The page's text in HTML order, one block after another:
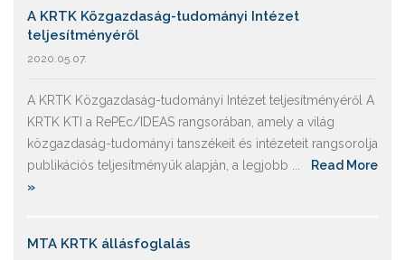
A KRTK Közgazdaság-tudományi Intézet
teljesítményéről
2020.05.07.
A KRTK Közgazdaság-tudományi Intézet teljesítményéről A
KRTK KTI a RePEc/IDEAS rangsorában, amely a világ
közgazdaság-tudományi tanszékeit és intézeteit rangsorolja
publikációs teljesítményük alapján, a legjobb ...
Read More
»
MTA KRTK állásfoglalás